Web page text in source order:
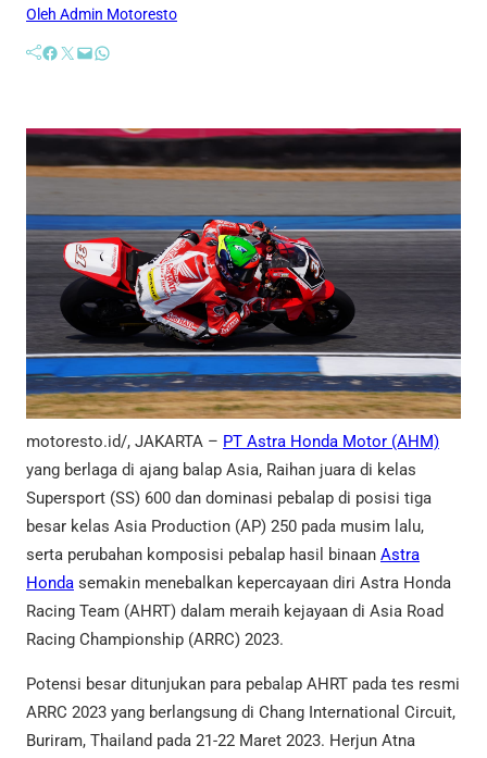
Oleh Admin Motoresto
Facebook Twitter Mail WhatsApp
motoresto.id/, JAKARTA – PT Astra Honda Motor (AHM)
yang berlaga di ajang balap Asia, Raihan juara di kelas
Supersport (SS) 600 dan dominasi pebalap di posisi tiga
besar kelas Asia Production (AP) 250 pada musim lalu,
serta perubahan komposisi pebalap hasil binaan Astra
Honda semakin menebalkan kepercayaan diri Astra Honda
Racing Team (AHRT) dalam meraih kejayaan di Asia Road
Racing Championship (ARRC) 2023.
Potensi besar ditunjukan para pebalap AHRT pada tes resmi
ARRC 2023 yang berlangsung di Chang International Circuit,
Buriram, Thailand pada 21-22 Maret 2023. Herjun Atna